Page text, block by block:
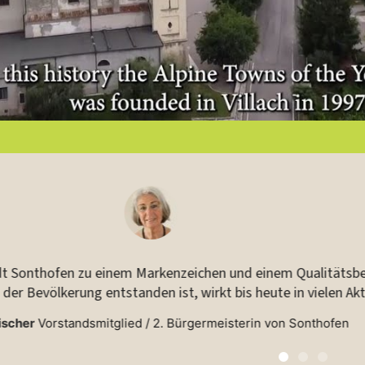
Alpenstadt des Jahres steht für Zusammenarbeit,
mit dem Ziel, die Lebensqualität unserer
Uroš Brežan Ehemaliger Co-Präsident des